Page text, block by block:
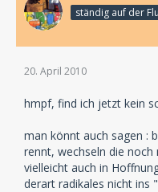
ständig auf der
20. April 2010
hmpf, find ich jetzt kein
man könnt auch sagen :
rennt, wechseln die noch
vielleicht auch in
derart radikales nicht ins